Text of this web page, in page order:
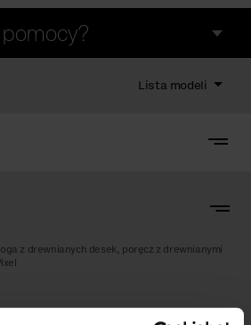
Lista modeli
z drewnianych desek, poręcz z drewnianymi